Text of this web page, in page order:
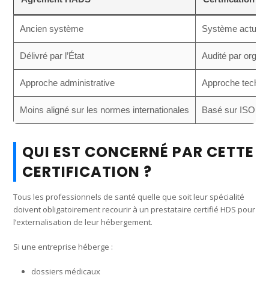
Ancien système Système actuel
Délivré par l’État Audité par
Approche administrative Approche
Moins aligné sur les normes internationales Basé sur ISO
QUI EST CONCERNÉ PAR CETTE
CERTIFICATION ?
Tous les professionnels de santé quelle que soit leur spécialité
doivent obligatoirement recourir à un prestataire certifié HDS pour
l’externalisation de leur hébergement.
Si une entreprise héberge :
dossiers médicaux